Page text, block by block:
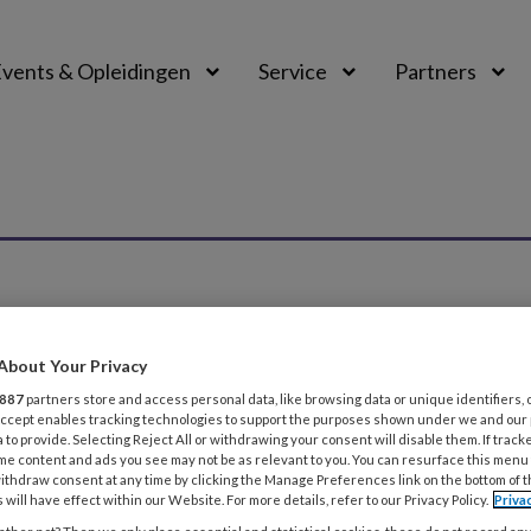
& Opleidingen Service Partners
WETTEN, REGELS EN ETHIEK ZORG EN GEZONDHEID
Zorg- en Welzijnsakkoord Wat
het AZWA zet sociaal werk beter op de kaart. Dat
Your Privacy
887 partners store and access personal data, like browsing data or unique identifiers,
enables tracking technologies to support the purposes shown under we and
to provide. Selecting Reject All or withdrawing your consent will disable them. If
content and ads you see may not be as relevant to you. You can resurface this
consent at any time by clicking the Manage Preferences link on the bottom of
will have effect within our Website. For more details, refer to our Privacy Policy.